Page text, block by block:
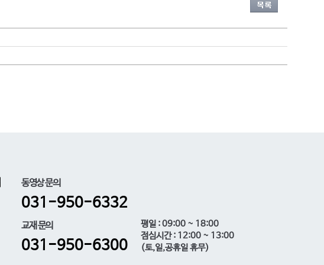
동영상 문의
031-950-6332
교재 문의
031-950-6300
평일 : 09:00 ~ 18:00
점심시간 : 12:00 ~ 13:00
(토,일,공휴일 휴무)